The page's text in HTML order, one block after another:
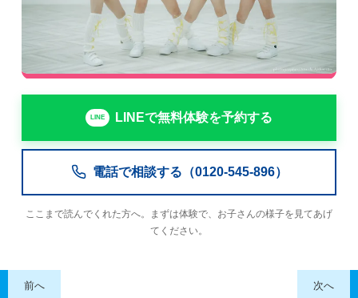
LINEで無料体験を予約する
電話で相談する（0120-545-896）
ここまで読んでくれた方へ。まずは体験で、お子さんの様子を見てあげ
てください。
前へ 次へ